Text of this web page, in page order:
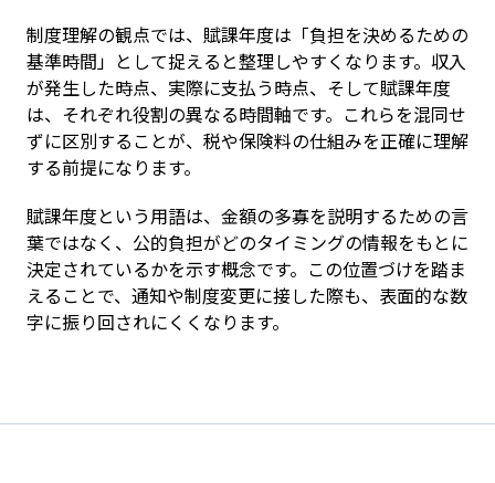
制度理解の観点では、賦課年度は「負担を決めるための
基準時間」として捉えると整理しやすくなります。収入
が発生した時点、実際に支払う時点、そして賦課年度
は、それぞれ役割の異なる時間軸です。これらを混同せ
ずに区別することが、税や保険料の仕組みを正確に理解
する前提になります。
賦課年度という用語は、金額の多寡を説明するための言
葉ではなく、公的負担がどのタイミングの情報をもとに
決定されているかを示す概念です。この位置づけを踏ま
えることで、通知や制度変更に接した際も、表面的な数
字に振り回されにくくなります。